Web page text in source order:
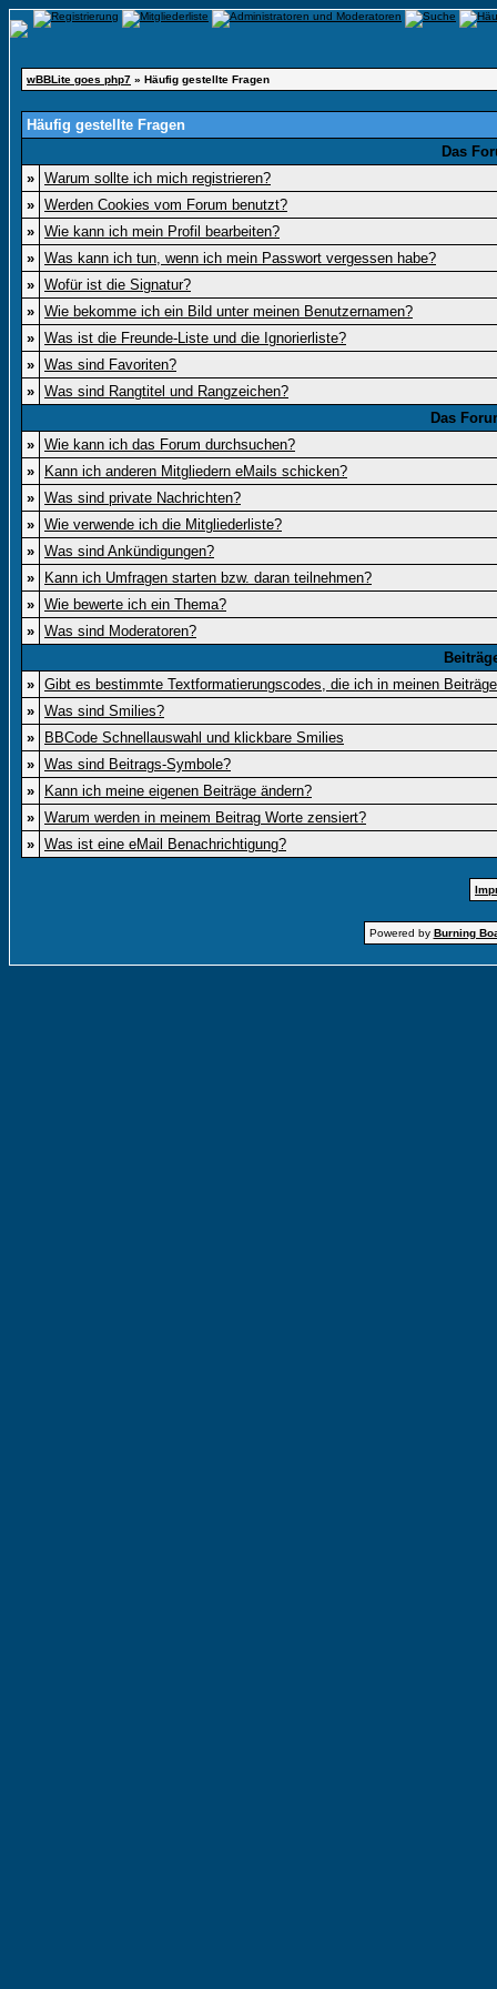
wBBLite goes php7 » Häufig gestellte Fragen
Häufig gestellte Fragen
Das
» Warum sollte ich mich registrieren?
» Werden Cookies vom Forum benutzt?
» Wie kann ich mein Profil bearbeiten?
» Was kann ich tun, wenn ich mein Passwort vergessen habe?
» Wofür ist die Signatur?
» Wie bekomme ich ein Bild unter meinen Benutzernamen?
» Was ist die Freunde-Liste und die Ignorierliste?
» Was sind Favoriten?
» Was sind Rangtitel und Rangzeichen?
Das
» Wie kann ich das Forum durchsuchen?
»
Kann ich anderen Mitgliedern eMails schicken?
» Was sind private Nachrichten?
» Wie verwende ich die Mitgliederliste?
» Was sind Ankündigungen?
»
Kann ich Umfragen starten bzw. daran teilnehmen?
» Wie bewerte ich ein Thema?
» Was sind Moderatoren?
» Gibt es bestimmte Textformatierungscodes, die ich in meinen
» Was sind Smilies?
»
BBCode Schnellauswahl und klickbare Smilies
» Was sind Beitrags-Symbole?
»
Kann ich meine eigenen Beiträge ändern?
» Warum werden in meinem Beitrag Worte zensiert?
» Was ist eine eMail Benachrichtigung?
Powered by Burning